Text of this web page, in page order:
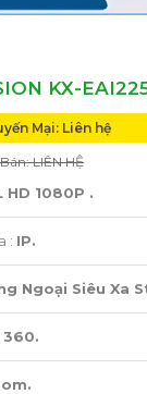
KX-
Mại: Liên hệ
LIÊN HỆ
HD 1080P .
: IP.
Ngoại Siêu Xa
360.